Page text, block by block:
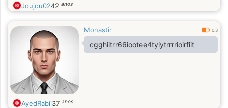
Joujou0242 anos
Monastir 0.3
cgghiitrr66iootee4tyiytrrrrioirfiit
AyedRabii37 anos